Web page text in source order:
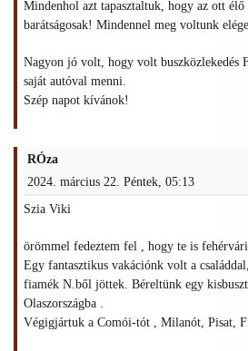
Mindenhol azt tapasztaltuk, hogy az ott élő
barátságosak! Mindennel meg voltunk
Nagyon jó volt, hogy volt buszközlekedés
saját autóval menni.
Szép napot kívánok!
RÓza
2024. március 22. Péntek, 05:13
Szia Viki
örömmel fedeztem fel , hogy te is fehérvári
Egy fantasztikus vakációnk volt a
fiamék N.ből jöttek. Béreltünk egy
Olaszországba .
Végigjártuk a Comói-tót , Milanót, Pisat,